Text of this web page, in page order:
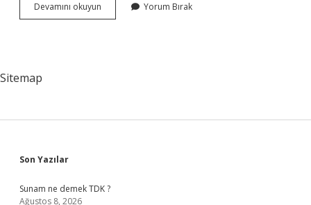
Devamını okuyun
Belge
Yorum Bırak
Sitemap
Sidebar
Son Yazılar
Sunam ne demek TDK ?
Ağustos 8, 2026